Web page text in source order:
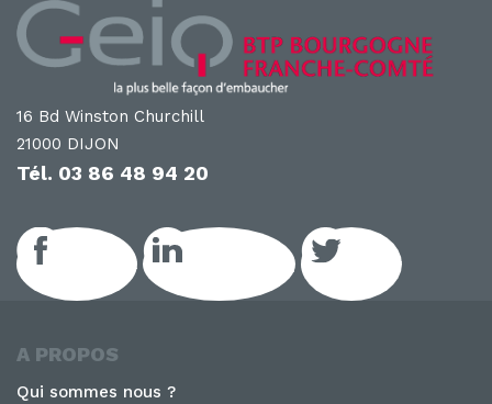
16 Bd Winston Churchill
21000 DIJON
Tél. 03 86 48 94 20
Facebook LinkedIn GEIQ Twitter
A PROPOS
Qui sommes nous ?